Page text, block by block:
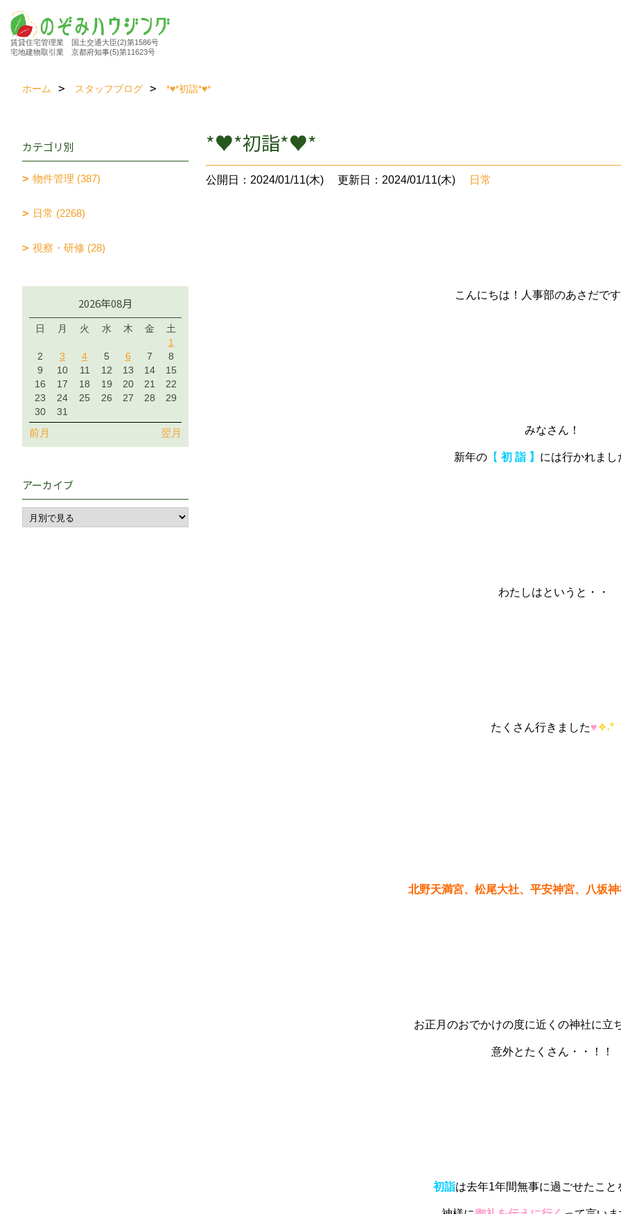
賃貸住宅管理業 国土交通大臣(2)第1586号
宅地建物取引業 京都府知事(5)第11623号
ホーム スタッフブログ *♥*初詣*♥*
*♥*初詣*♥*
公開日：2024/01/11(木) 更新日：2024/01/11(木) 日常
こんにちは！人事部のあさだです
みなさん！
新年の 【 初 詣 】 には行かれまし
わたしはというと・・
たくさん行きました♥✧˖°
北野天満宮、松尾大社、平安神宮、八坂神
お正月のおでかけの度に近くの神社に立
意外とたくさん・・！！
初詣は去年1年間無事に過ごせたこと
カテゴリ別
物件管理 (387)
日常 (2268)
視察・研修 (28)
2026年08月
日 月 火 水 木 金
土
1
2
3 4 5 6 7
8
9
10 11 12 13 14
15
16
17 18 19 20 21
22
23
24 25 26 27 28
29
30
31
前月 翌月
アーカイブ